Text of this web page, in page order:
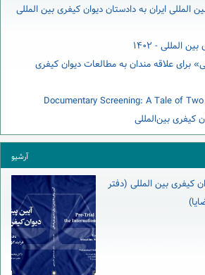
المللی ایران به دادستان دیوان کیفری بین المللی
المللی - ۱۴۰۲
برای علاقه مندان به مطالعات دیوان کیفری
Documentary Screening: A Tale of
کیفری بین‌المللی
آرشیو
کیفری بین المللی (دفتر